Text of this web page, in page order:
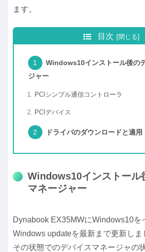
ます。
目次
Windows10インストール後の
ジャー
PCIシンプル通信コントローラ
PCIデバイス
ドライバのダウンロードと適用
Windows10インストール
マネージャー
Dynabook EX35MWにWindows10を
Windows updateを最新まで更新しま
その状態でのデバイスマネージャの